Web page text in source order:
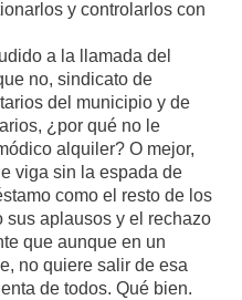
y controlarlos con
a la llamada del
no, sindicato de
del municipio y de
¿por qué no le
alquiler? O mejor,
viga sin la espada de
como el resto de los
aplausos y el rechazo
que aunque en un
no quiere salir de esa
de todos. Qué bien.